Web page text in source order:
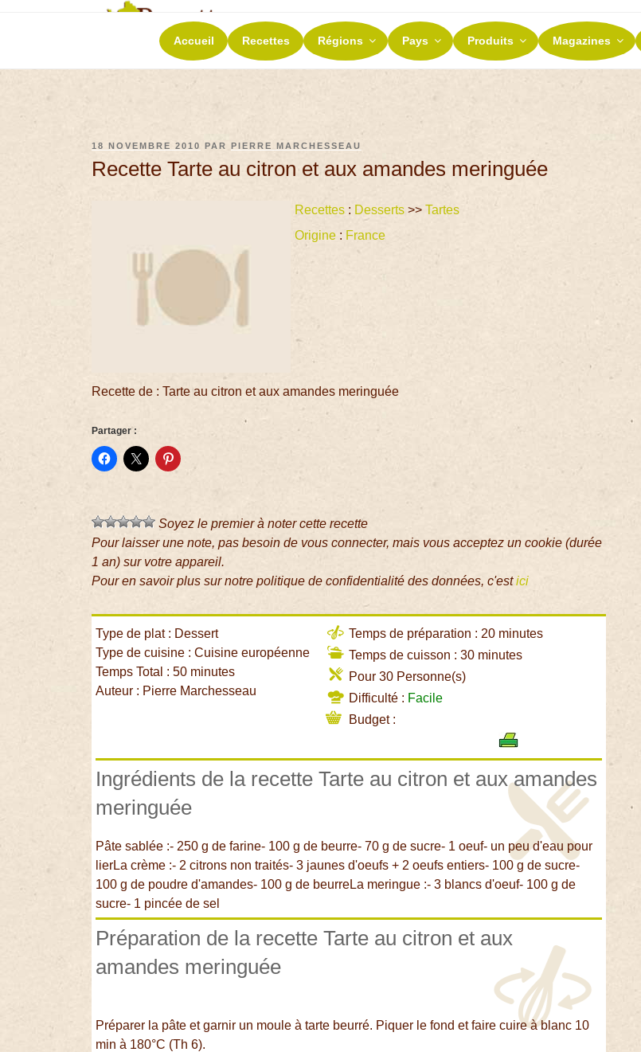
RECETTES ET TERROIRS
La richesse de nos terroirs
Accueil Recettes Régions Pays Produits Magazines
18 NOVEMBRE 2010 PARPIERRE MARCHESSEAU
Recette Tarte au citron et aux amandes meringuée
Recettes : Desserts >>Tartes
Origine : France
Recette de : Tarte au citron et aux amandes meringuée
Partager :
Soyez le premier à noter cette recette
Pour laisser une note, pas besoin de vous connecter, mais vous acceptez un cookie (durée
1 an) sur votre appareil.
Pour en savoir plus sur notre politique de confidentialité des données, c'estici
Type de plat : Dessert
Type de cuisine : Cuisine européenne
Temps Total : 50 minutes
Auteur : Pierre Marchesseau
Temps de préparation : 20 minutes
Temps de cuisson : 30 minutes
Pour 30 Personne(s)
Difficulté : Facile
Budget :
Ingrédients de la recette Tarte au citron et aux amandes
meringuée
Pâte sablée :- 250 g de farine- 100 g de beurre- 70 g de sucre- 1 oeuf- un peu d'eau pour
lierLa crème :- 2 citrons non traités- 3 jaunes d'oeufs + 2 oeufs entiers- 100 g de sucre-
100 g de poudre d'amandes- 100 g de beurreLa meringue :- 3 blancs d'oeuf- 100 g de
sucre- 1 pincée de sel
Préparation de la recette Tarte au citron et aux
amandes meringuée
Préparer la pâte et garnir un moule à tarte beurré. Piquer le fond et faire cuire à blanc 10
min à 180°C (Th 6).